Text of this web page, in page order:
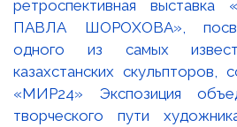
ретроспективная
ПАВЛА ШОРОХОВА»,
одного из самых
казахстанских скульпторов,
«МИР24» Экспозиция
творческого пути